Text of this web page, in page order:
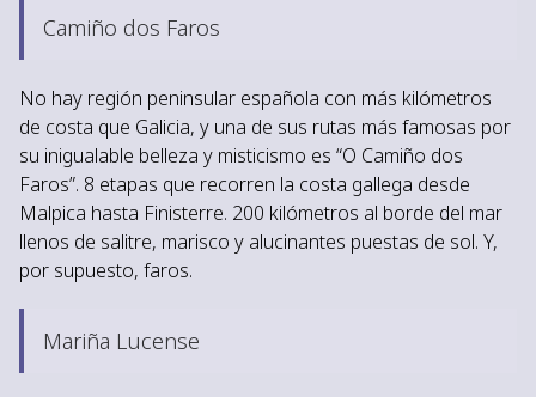
Camiño dos Faros
No hay región peninsular española con más kilómetros
de costa que Galicia, y una de sus rutas más famosas por
su inigualable belleza y misticismo es “O Camiño dos
Faros”. 8 etapas que recorren la costa gallega desde
Malpica hasta Finisterre. 200 kilómetros al borde del mar
llenos de salitre, marisco y alucinantes puestas de sol. Y,
por supuesto, faros.
Mariña Lucense